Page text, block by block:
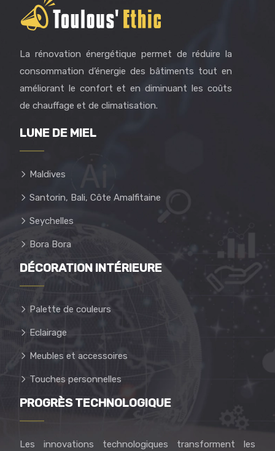
La rénovation énergétique permet de réduire la
consommation d’énergie des bâtiments tout en
améliorant le confort et en diminuant les coûts
de chauffage et de climatisation.
LUNE DE MIEL
Maldives
Santorin, Bali, Côte Amalfitaine
Seychelles
Bora Bora
DÉCORATION INTÉRIEURE
Palette de couleurs
Eclairage
Meubles et accessoires
Touches personnelles
PROGRÈS TECHNOLOGIQUE
Les innovations technologiques transforment les